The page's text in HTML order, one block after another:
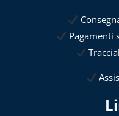
Pagamenti